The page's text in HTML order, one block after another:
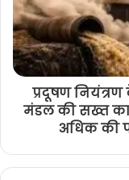
प्रदूषण
मंडल की सख्त
अधिक की